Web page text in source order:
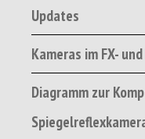
Updates
Kameras im FX-
Diagramm zur